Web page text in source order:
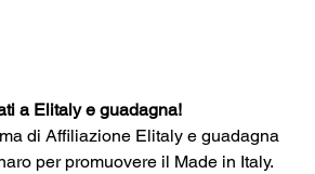
a Elitaly e guadagna!
di Affiliazione Elitaly e guadagna
per promuovere il Made in Italy.